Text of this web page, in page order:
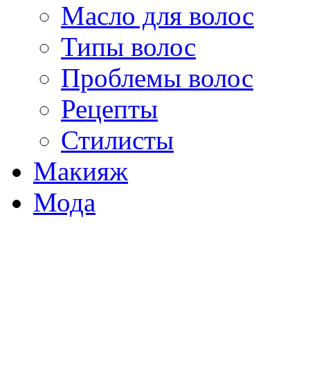
Масло для волос
Типы волос
Проблемы волос
Рецепты
Стилисты
Макияж
Мода